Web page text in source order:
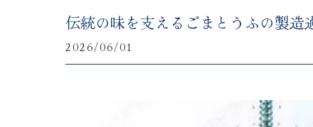
伝統の味を支えるごまとうふの製造
2026/06/01